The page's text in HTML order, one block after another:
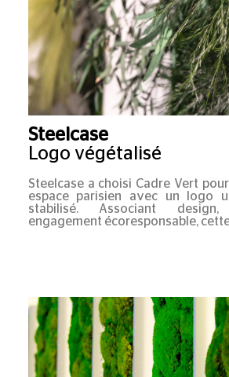
Steelcase
Logo végétalisé
Steelcase a choisi Cadre Vert
espace parisien avec un logo
stabilisé. Associant
engagement écoresponsable,